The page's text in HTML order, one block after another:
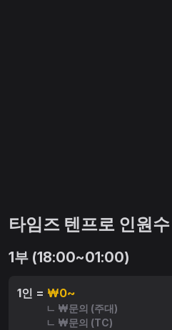
타임즈 텐프로 인원수
1부 (18:00~01:00)
1인 = ₩0~
ㄴ ₩문의 (주대)
ㄴ ₩문의 (TC)